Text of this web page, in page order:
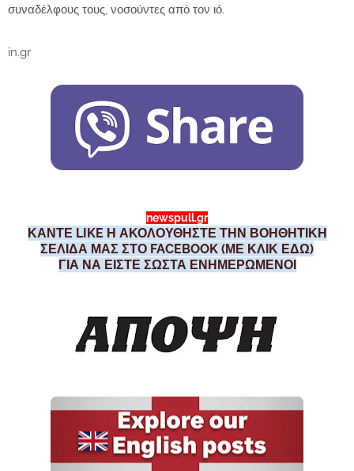
συναδέλφους τους, νοσούντες από τον ιό.
in.gr
newspull.gr
ΚΑΝΤΕ LIKE Η ΑΚΟΛΟΥΘΗΣΤΕ ΤΗΝ ΒΟΗΘΗΤΙΚΗ
ΣΕΛΙΔΑ ΜΑΣ ΣΤΟ FACEBOOK (ΜΕ ΚΛΙΚ ΕΔΩ)
ΓΙΑ ΝΑ ΕΙΣΤΕ ΣΩΣΤΑ ΕΝΗΜΕΡΩΜΕΝΟΙ